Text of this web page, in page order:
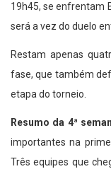
19h45, se enfrentam
será a vez do duelo
Restam apenas
fase, que também
etapa do torneio.
Resumo da 4ª
importantes na
Três equipes que